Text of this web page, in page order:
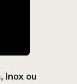
Inox ou